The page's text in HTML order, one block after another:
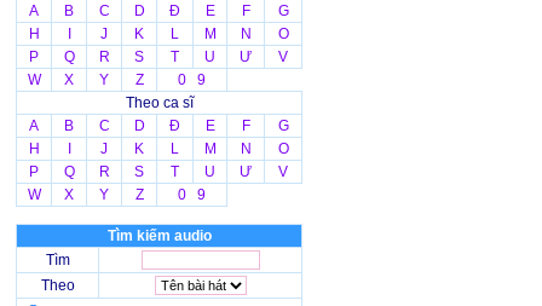
A
B C D Đ E F
G
H
J K L M N
O
P
Q R S T U Ư
V
W
X Y Z
0 9
Theo ca sĩ
A
B C D Đ E F
G
H
J K L M N
O
P
Q R S T U Ư
V
W
X Y Z 0 9
Tìm kiếm audio
Tìm
Theo